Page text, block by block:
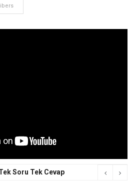
Soru Tek Cevap